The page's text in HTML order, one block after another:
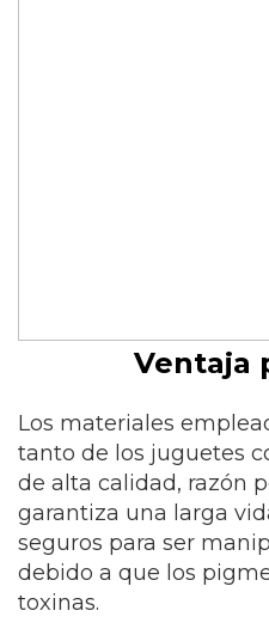
Ventaja
Los materiales
tanto de los juguetes
de alta calidad, razón
garantiza una larga
seguros para ser
debido a que los
toxinas.